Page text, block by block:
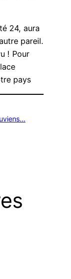
24, aura
pareil.
! Pour
pays